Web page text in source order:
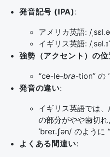
発音記号 (IPA) :
アメリカ英語: /
イギリス英語: /
強勢（アクセント）の位
“ce-le-bra-tion” の
発音の違い:
イギリス英語では、/
の部分がやや歯切
ˈbreɪ.ʃən/ のように
よくある間違い: